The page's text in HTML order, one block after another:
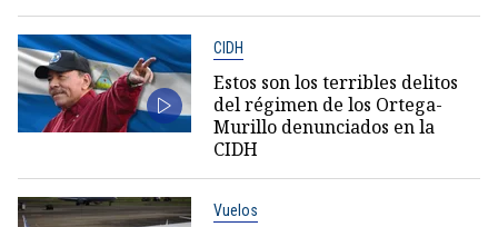
CIDH
Estos son los terribles delitos
del régimen de los Ortega-
Murillo denunciados en la
CIDH
Vuelos